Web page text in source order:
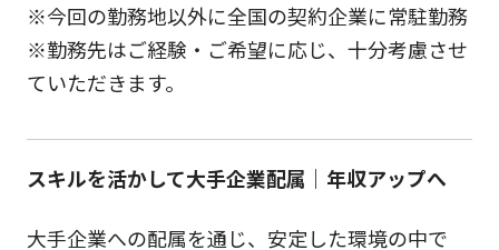
※今回の勤務地以外に全国の契約企業に常駐勤務
※勤務先はご経験・ご希望に応じ、十分考慮させ
ていただきます。
スキルを活かして大手企業配属｜年収アップへ
大手企業への配属を通じ、安定した環境の中で